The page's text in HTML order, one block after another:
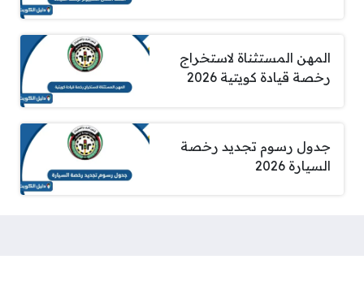
المهن المستثناة لاستخراج
رخصة قيادة كويتية 2026
جدول رسوم تجديد رخصة
السيارة 2026